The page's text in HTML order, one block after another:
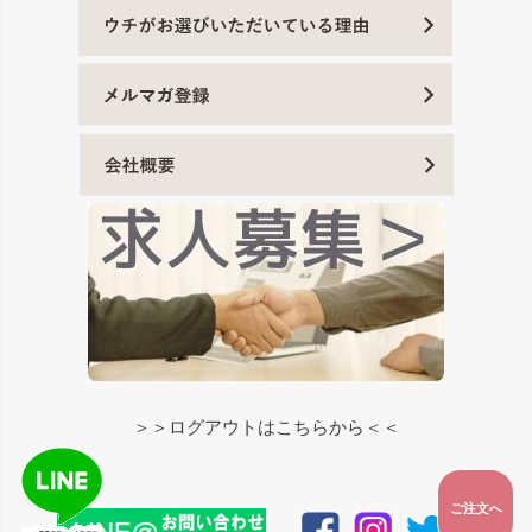
＞＞ログアウトはこちらから＜＜
ご注文へ